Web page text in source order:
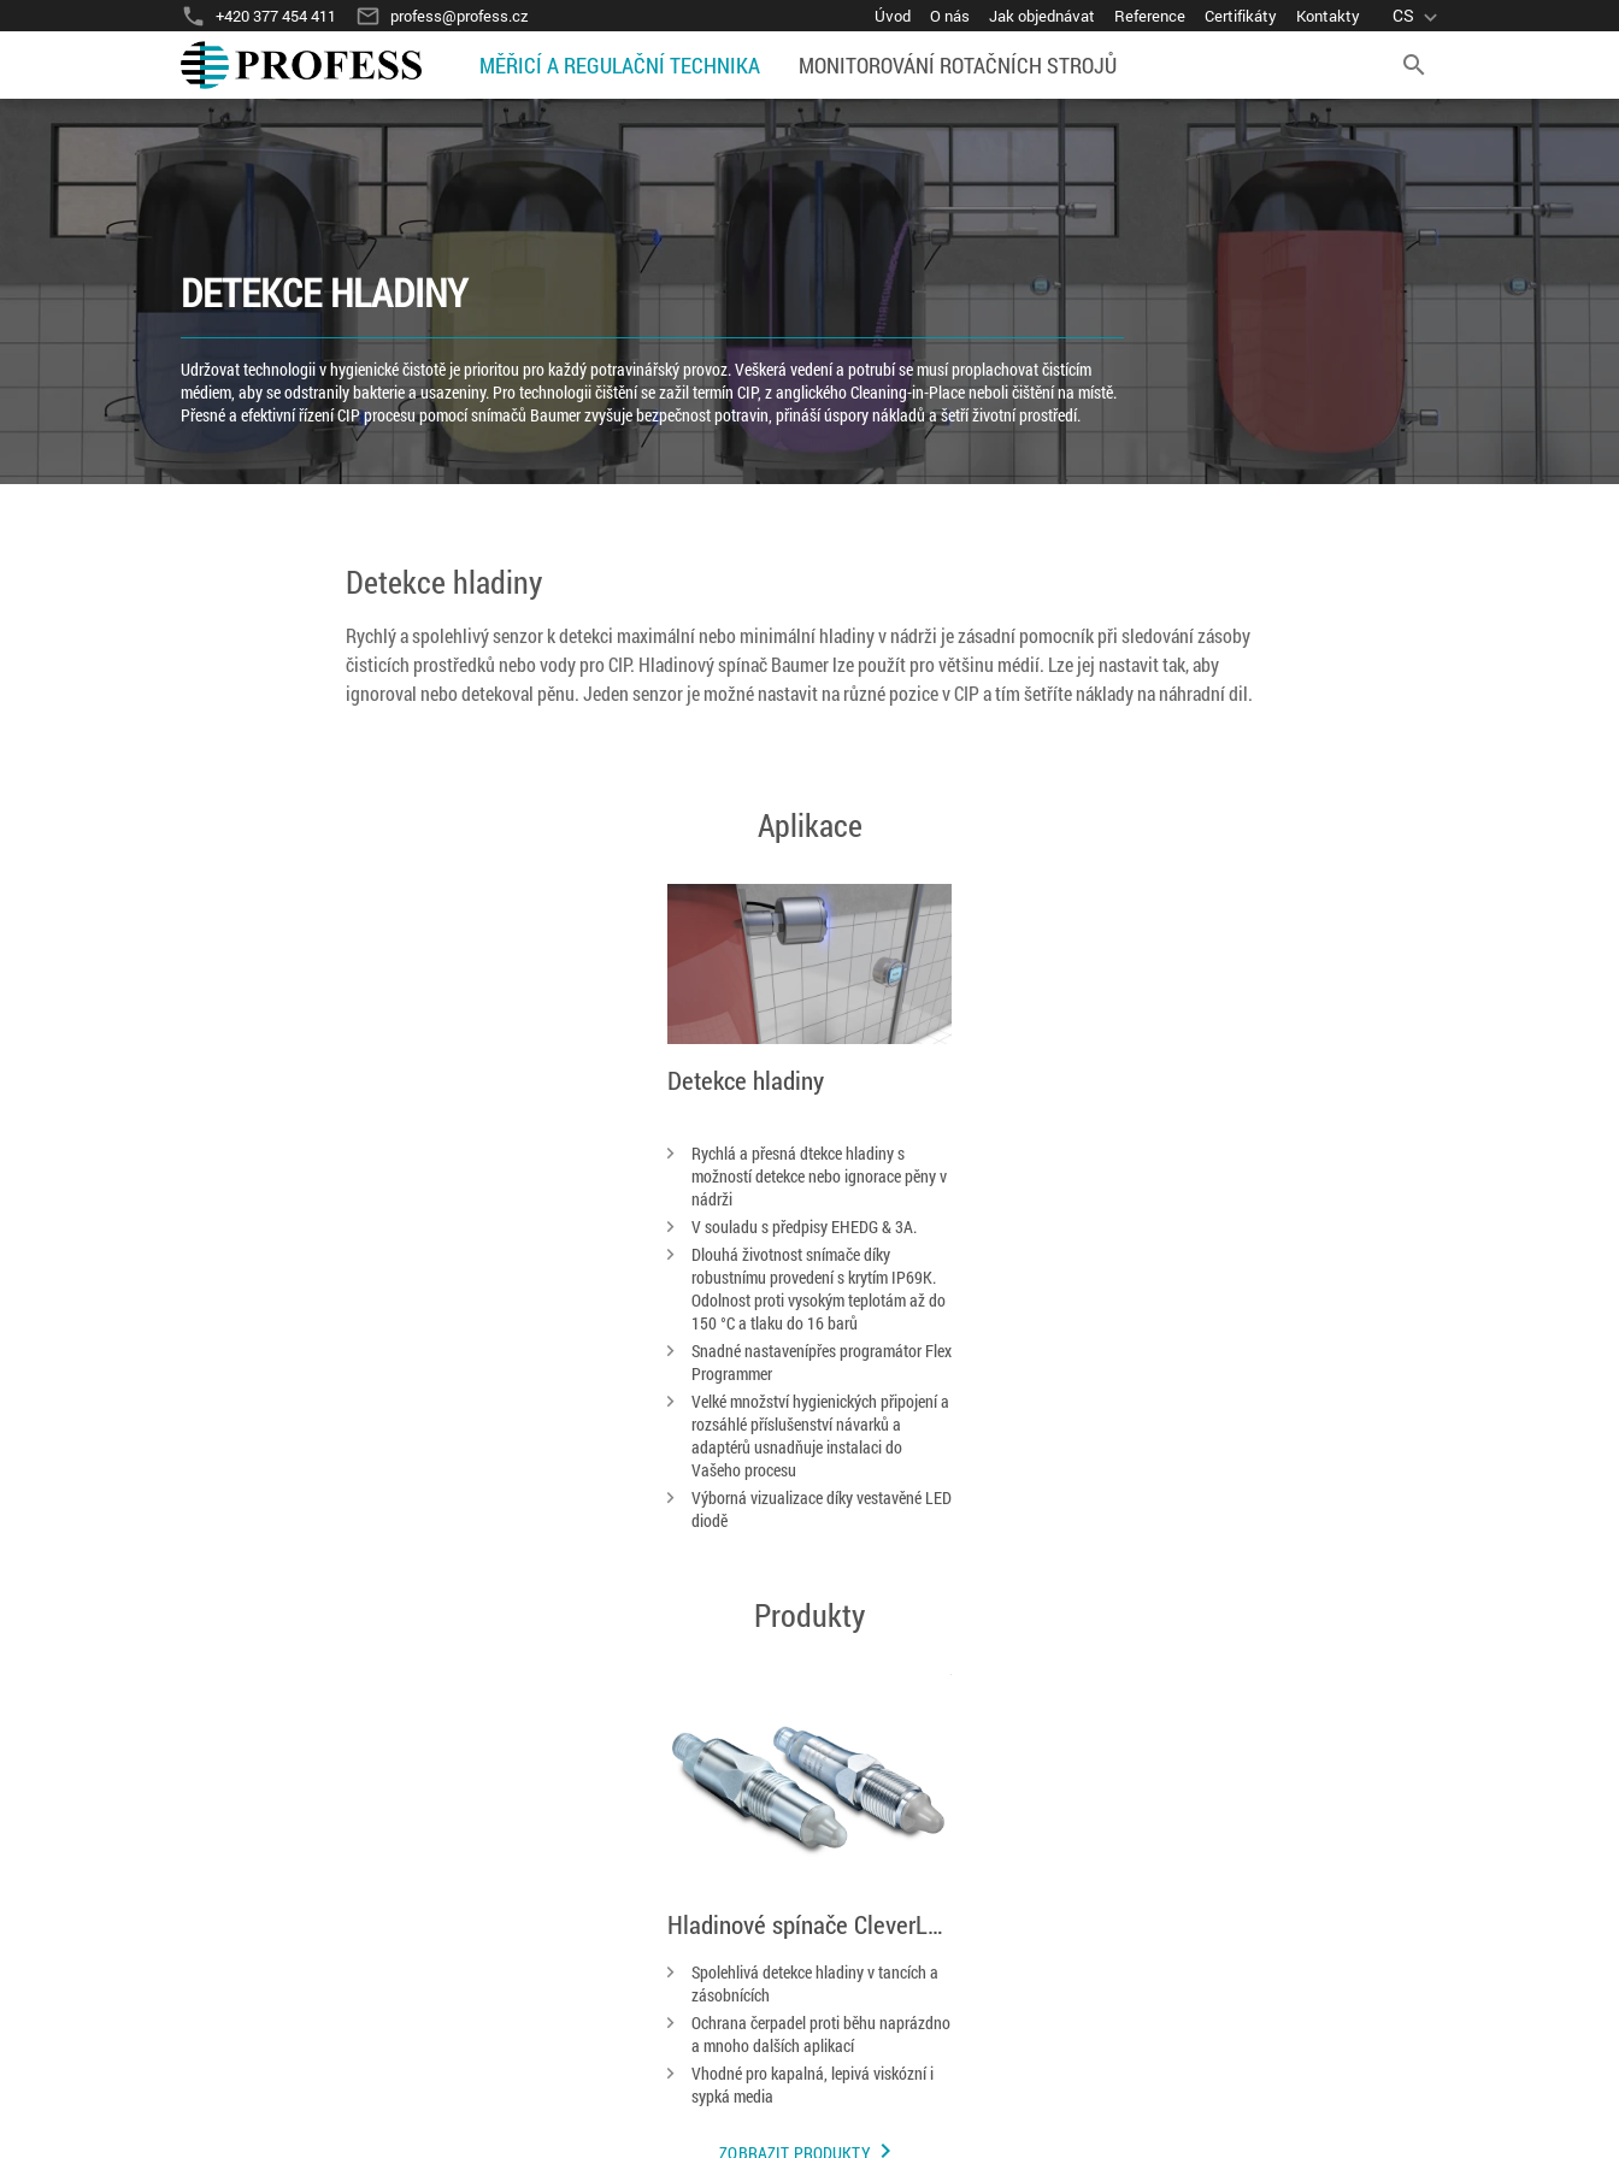
phone +420 377 454 411 mail_outline profess@profess.cz Úvod O nás Jak objednávat Reference Certifikáty Kontakty CS expand_more
MĚŘICÍ A REGULAČNÍ TECHNIKA MONITOROVÁNÍ ROTAČNÍCH STROJŮ search
DETEKCE HLADINY
Udržovat technologii v hygienické čistotě je prioritou pro každý potravinářský provoz. Veškerá vedení a potrubí se musí proplachovat čistícím
médiem, aby se odstranily bakterie a usazeniny. Pro technologii čištění se zažil termín CIP, z anglického Cleaning-in-Place neboli čištění na místě.
Přesné a efektivní řízení CIP procesu pomocí snímačů Baumer zvyšuje bezpečnost potravin, přináší úspory nákladů a šetří životní prostředí.
Detekce hladiny
Rychlý a spolehlivý senzor k detekci maximální nebo minimální hladiny v nádrži je zásadní pomocník při sledování zásoby
čisticích prostředků nebo vody pro CIP. Hladinový spínač Baumer lze použít pro většinu médií. Lze jej nastavit tak, aby
ignoroval nebo detekoval pěnu. Jeden senzor je možné nastavit na různé pozice v CIP a tím šetříte náklady na náhradní dil.
Aplikace
Detekce hladiny
Rychlá a přesná dtekce hladiny s
možností detekce nebo ignorace pěny v
nádrži
V souladu s předpisy EHEDG & 3A.
Dlouhá životnost snímače díky
robustnímu provedení s krytím IP69K.
Odolnost proti vysokým teplotám až do
150 °C a tlaku do 16 barů
Snadné nastavenípřes programátor Flex
Programmer
Velké množství hygienických připojení a
rozsáhlé příslušenství návarků a
adaptérů usnadňuje instalaci do
Vašeho procesu
Výborná vizualizace díky vestavěné LED
diodě
Produkty
Hladinové spínače CleverLevel
Spolehlivá detekce hladiny v tancích a
zásobnících
Ochrana čerpadel proti běhu naprázdno
a mnoho dalších aplikací
Vhodné pro kapalná, lepivá viskózní i
sypká media
ZOBRAZIT PRODUKTYchevron_right